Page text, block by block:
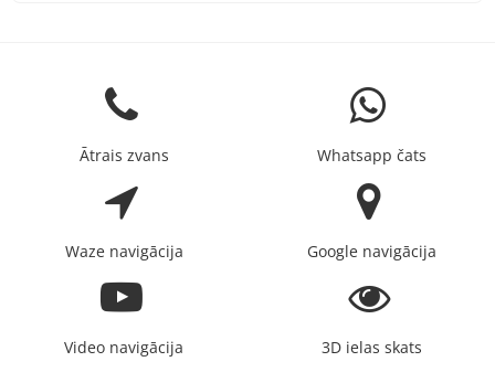
Ātrais zvans Whatsapp čats
Waze navigācija Google navigācija
Video navigācija 3D ielas skats